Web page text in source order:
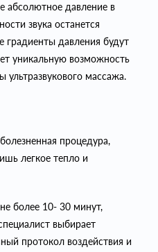
абсолютное давление в
звука останется
градиенты давления будут
уникальную возможность
ультразвукового массажа.
процедура,
легкое тепло и
более 10- 30 минут,
выбирает
протокол воздействия и